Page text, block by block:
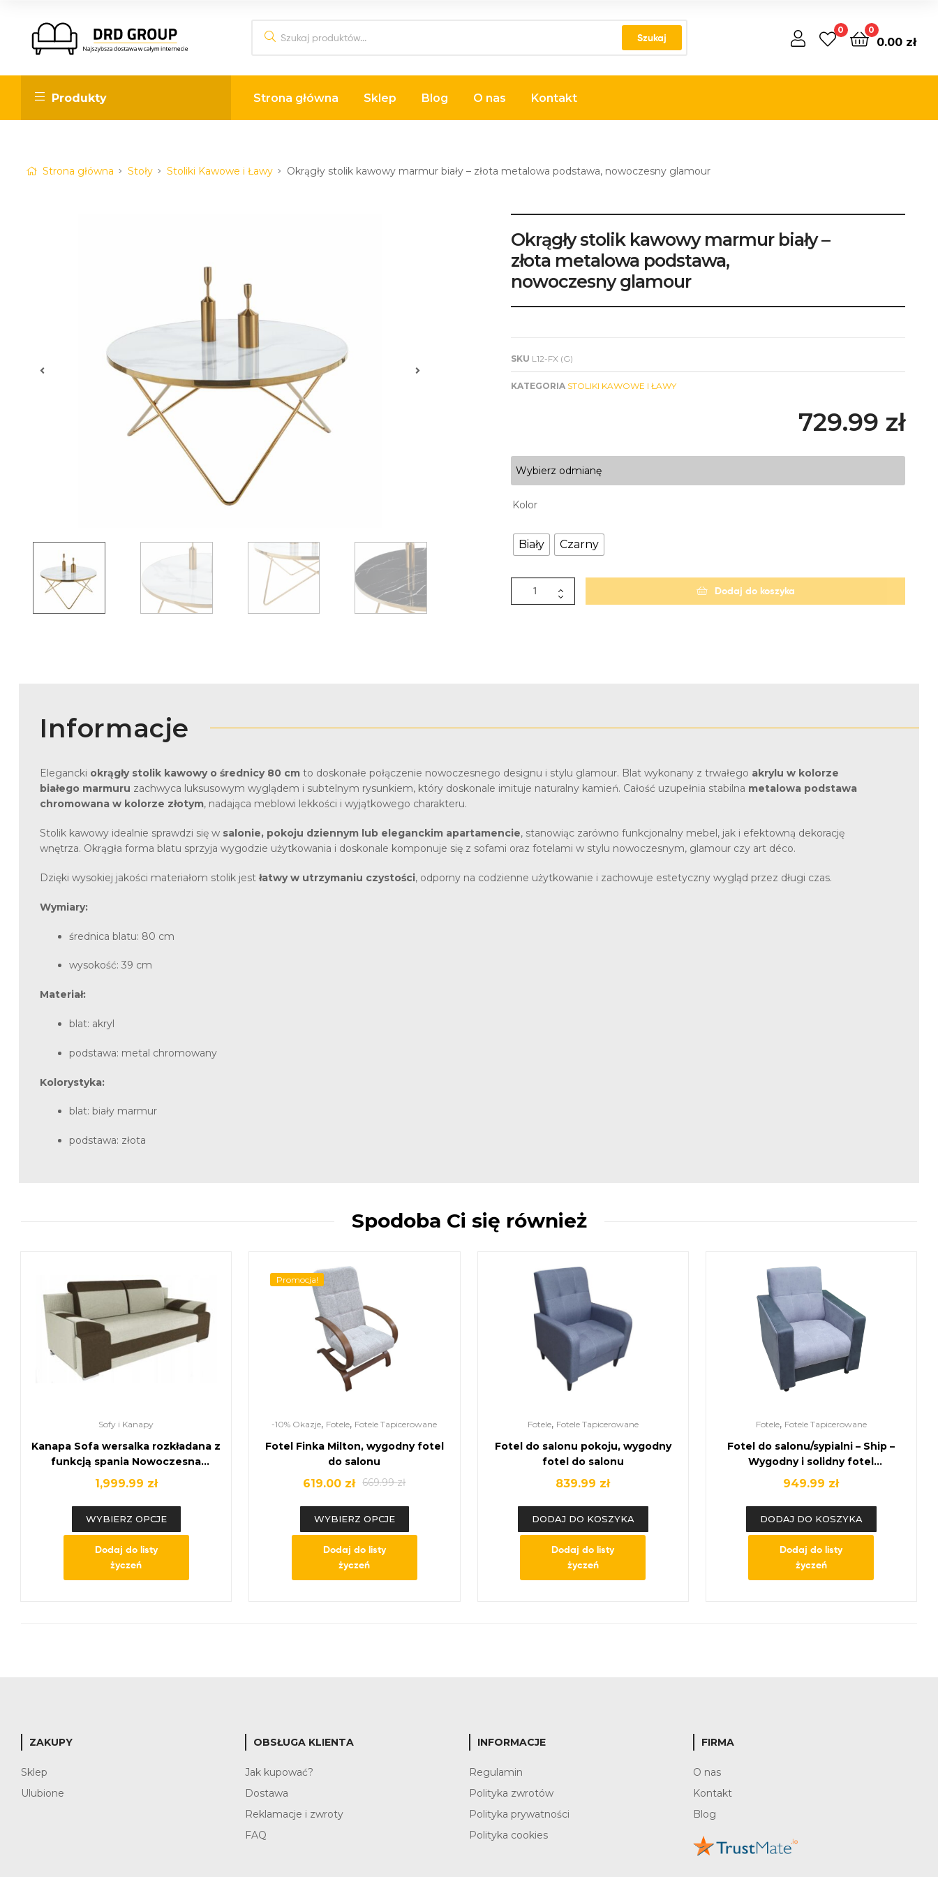
DRD
Group
meblowy
Szukaj
0 0
0.00 zł
Produkty Strona główna Sklep Blog O nas Kontakt
Strona główna Stoły Stoliki Kawowe i Ławy Okrągły stolik kawowy marmur biały – złota metalowa podstawa, nowoczesny glamour
Okrągły stolik kawowy marmur biały –
złota metalowa podstawa,
nowoczesny glamour
SKU L12-FX (G)
KATEGORIA STOLIKI KAWOWE I ŁAWY
729.99 zł
Wybierz odmianę
Kolor
Biały Czarny
Dodaj do koszyka
Informacje
Elegancki okrągły stolik kawowy o średnicy 80 cm to doskonałe połączenie nowoczesnego designu i stylu glamour. Blat wykonany z trwałego akrylu w kolorze
białego marmuru zachwyca luksusowym wyglądem i subtelnym rysunkiem, który doskonale imituje naturalny kamień. Całość uzupełnia stabilna metalowa podstawa
chromowana w kolorze złotym, nadająca meblowi lekkości i wyjątkowego charakteru.
Stolik kawowy idealnie sprawdzi się w salonie, pokoju dziennym lub eleganckim apartamencie, stanowiąc zarówno funkcjonalny mebel, jak i efektowną dekorację
wnętrza. Okrągła forma blatu sprzyja wygodzie użytkowania i doskonale komponuje się z sofami oraz fotelami w stylu nowoczesnym, glamour czy art déco.
Dzięki wysokiej jakości materiałom stolik jest łatwy w utrzymaniu czystości, odporny na codzienne użytkowanie i zachowuje estetyczny wygląd przez długi czas.
Wymiary:
średnica blatu: 80 cm
wysokość: 39 cm
Materiał:
blat: akryl
podstawa: metal chromowany
Kolorystyka:
blat: biały marmur
podstawa: złota
Spodoba Ci się również
Sofy i Kanapy
Kanapa Sofa wersalka rozkładana z
funkcją spania Nowoczesna
kanapa
1,999.99 zł
WYBIERZ OPCJE
Dodaj do listy
życzeń
Promocja!
-10% Okazje, Fotele, Fotele Tapicerowane
Fotel Finka Milton, wygodny fotel
do salonu
669.99zł
619.00 zł
WYBIERZ OPCJE
Dodaj do listy
życzeń
Fotele, Fotele Tapicerowane
Fotel do salonu pokoju, wygodny
fotel do salonu
839.99 zł
DODAJ DO KOSZYKA
Dodaj do listy
życzeń
Fotele, Fotele Tapicerowane
Fotel do salonu/sypialni – Ship –
Wygodny i solidny fotel
wypoczynkowy.
949.99 zł
DODAJ DO KOSZYKA
Dodaj do listy
życzeń
ZAKUPY
Sklep
Ulubione
OBSŁUGA KLIENTA
Jak kupować?
Dostawa
Reklamacje i zwroty
FAQ
INFORMACJE
Regulamin
Polityka zwrotów
Polityka prywatności
Polityka cookies
FIRMA
O nas
Kontakt
Blog